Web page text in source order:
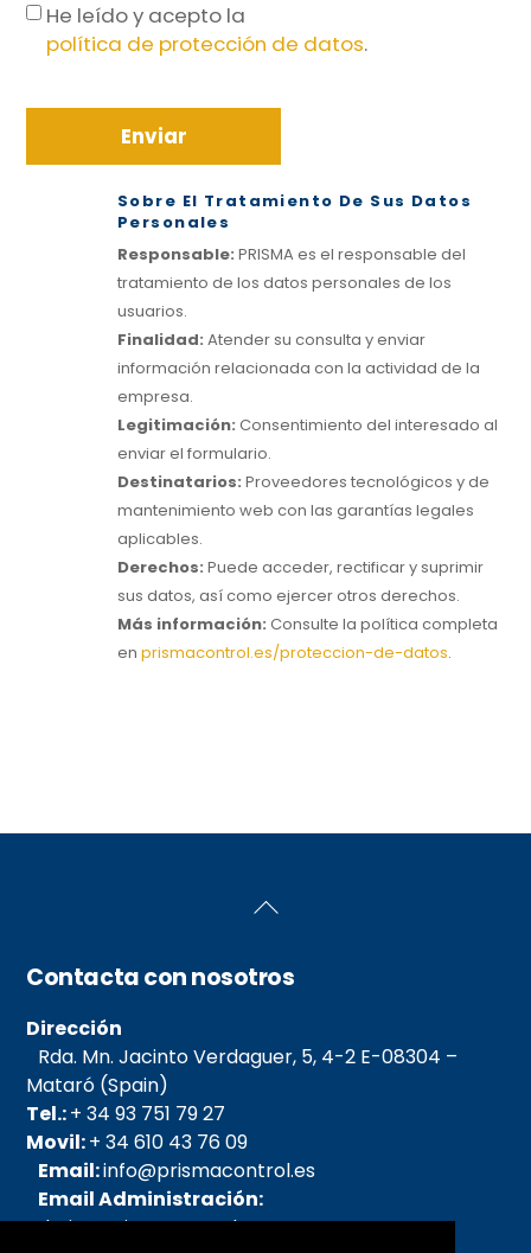
He leído y acepto la
política de protección de datos.
Sobre El Tratamiento De Sus Datos
Personales
Responsable: PRISMA es el responsable del
tratamiento de los datos personales de los
usuarios.
Finalidad: Atender su consulta y enviar
información relacionada con la actividad de la
empresa.
Legitimación: Consentimiento del interesado al
enviar el formulario.
Destinatarios: Proveedores tecnológicos y de
mantenimiento web con las garantías legales
aplicables.
Derechos: Puede acceder, rectificar y suprimir
sus datos, así como ejercer otros derechos.
Más información: Consulte la política completa
en prismacontrol.es/proteccion-de-datos.
Back
Contacta con nosotros
Dirección
Rda. Mn. Jacinto Verdaguer, 5, 4-2 E-08304 –
Mataró (Spain)
Tel.:+ 34 93 751 79 27
Movil:+ 34 610 43 76 09
Email:info@prismacontrol.es
Email Administración:
admin@prismacontrol.es